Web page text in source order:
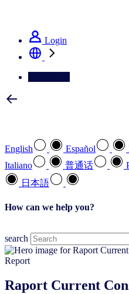
Login
English Español
Italiano
普通话
日本語
How can we help you?
search
Report
Raport Current